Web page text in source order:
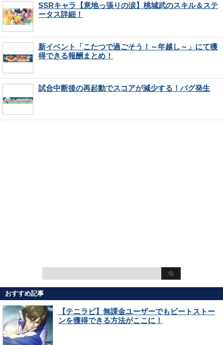
SSRキャラ【意地っ張りの涙】桃城武のスキル＆ステ
ータス詳細！
新イベント「こたつで過ごそう！～年越し～」にて獲
得できる報酬まとめ！
試合中断後の再起動でスコアが減少する！バグ発生
おすすめ記事
【テニラビ】無課金ユーザーでもビートストー
ンを獲得できる方法がここに！